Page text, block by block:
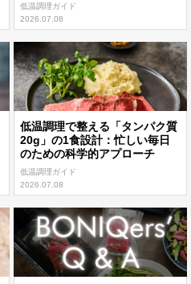
低温調理ガイド
2026.07.08
低温調理で整える「タンパク質
20g」の1食設計：忙しい毎日
のための科学的アプローチ
低温調理ガイド
2026.07.08